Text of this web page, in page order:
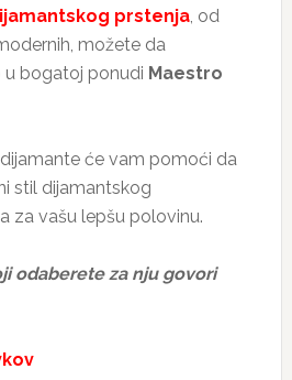
prstenja, od
možete da
bogatoj ponudi Maestro
će vam pomoći da
stil dijamantskog
za vašu lepšu polovinu.
odaberete za nju govori